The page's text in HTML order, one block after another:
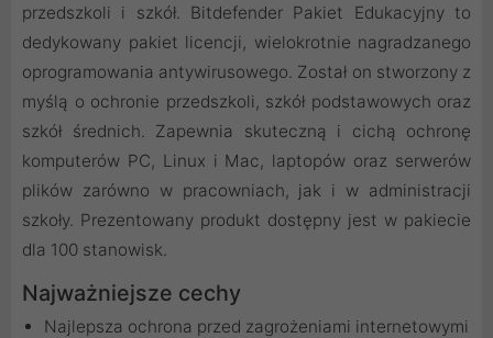
przedszkoli i szkół. Bitdefender Pakiet Edukacyjny to
dedykowany pakiet licencji, wielokrotnie nagradzanego
oprogramowania antywirusowego. Został on stworzony z
myślą o ochronie przedszkoli, szkół podstawowych oraz
szkół średnich. Zapewnia skuteczną i cichą ochronę
komputerów PC, Linux i Mac, laptopów oraz serwerów
plików zarówno w pracowniach, jak i w administracji
szkoły. Prezentowany produkt dostępny jest w pakiecie
dla 100 stanowisk.
Najważniejsze cechy
Najlepsza ochrona przed zagrożeniami internetowymi